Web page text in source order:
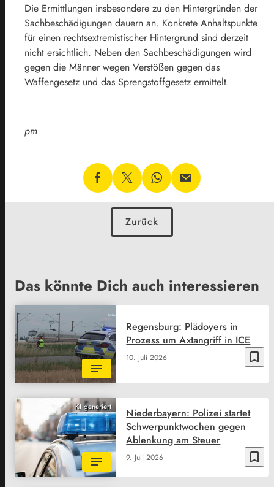
Die Ermittlungen insbesondere zu den Hintergründen der
Sachbeschädigungen dauern an. Konkrete Anhaltspunkte
für einen rechtsextremistischer Hintergrund sind derzeit
nicht ersichtlich. Neben den Sachbeschädigungen wird
gegen die Männer wegen Verstößen gegen das
Waffengesetz und das Sprengstoffgesetz ermittelt.
pm
Zurück
Das könnte Dich auch interessieren
bookmark_border
10. Juli 2026
Regensburg: Plädoyers in
Prozess um Axtangriff in ICE
KI generiert
bookmark_border
9. Juli 2026
Niederbayern: Polizei startet
Schwerpunktwochen gegen
Ablenkung am Steuer